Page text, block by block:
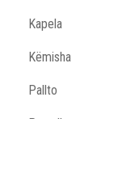
Kapela
Këmisha
Pallto
Pantallona